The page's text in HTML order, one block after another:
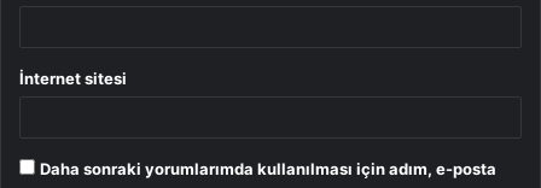
İnternet sitesi
Daha sonraki yorumlarımda kullanılması için adım, e-posta